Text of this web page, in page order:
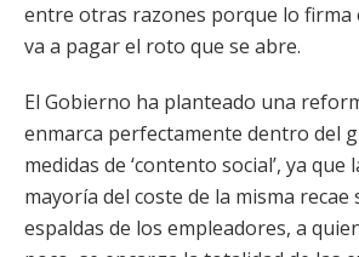
entre otras razones porque lo firma
va a pagar el roto que se abre.
El Gobierno ha planteado una
enmarca perfectamente dentro del
medidas de ‘contento social’, ya que
mayoría del coste de la misma recae
espaldas de los empleadores, a